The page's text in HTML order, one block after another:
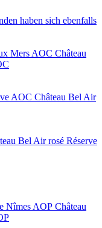
haben sich ebenfalls
Château
Château Bel Air
Bel Air rosé Réserve
Château